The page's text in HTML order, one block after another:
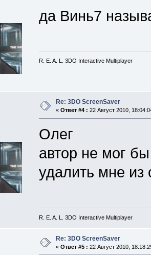
да Винь7
R. E. A. L. 3DO Interactive Multiplayer
Re: 3DO ScreenSaver
« Ответ #4 : 22 Август 2010,
Олег
автор не мог
удалить мне из
R. E. A. L. 3DO Interactive Multiplayer
Re: 3DO ScreenSaver
« Ответ #5 : 22 Август 2010,